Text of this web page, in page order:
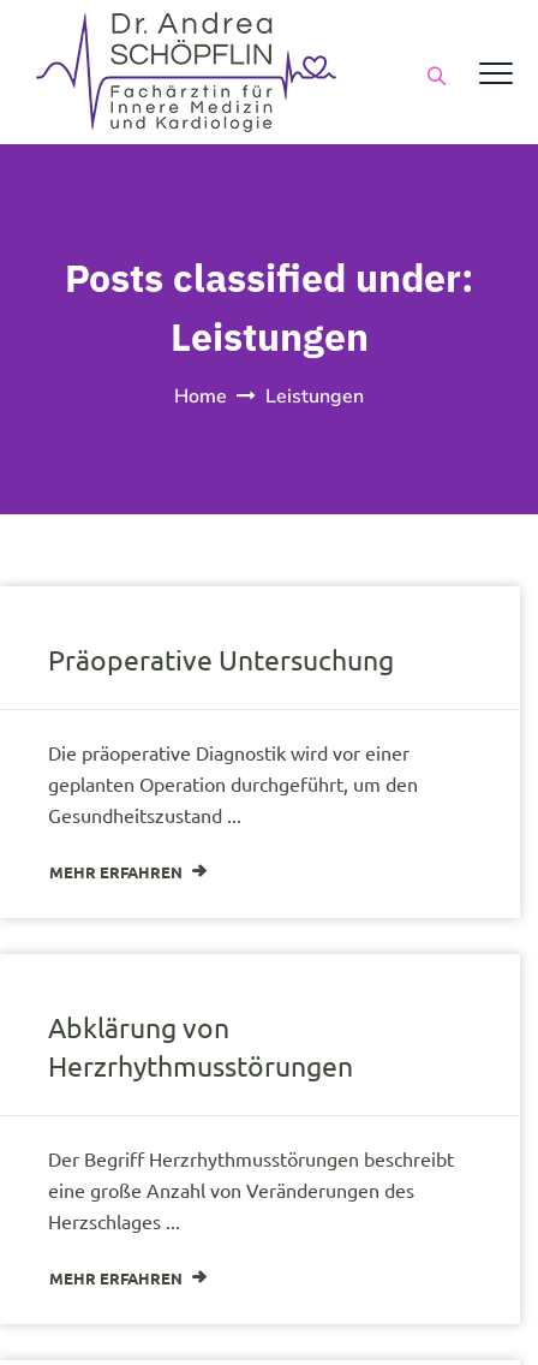
Posts classified under:
Leistungen
Home Leistungen
Präoperative Untersuchung
Die präoperative Diagnostik wird vor einer
geplanten Operation durchgeführt, um den
Gesundheitszustand ...
MEHR ERFAHREN
Abklärung von
Herzrhythmusstörungen
Der Begriff Herzrhythmusstörungen beschreibt
eine große Anzahl von Veränderungen des
Herzschlages ...
MEHR ERFAHREN